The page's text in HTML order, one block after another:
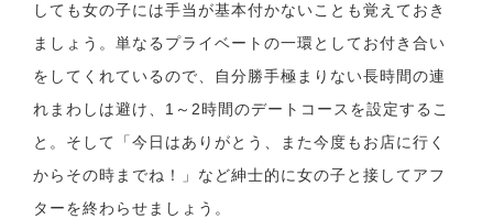
しても女の子には手当が基本付かないことも覚えておき
ましょう。単なるプライベートの一環としてお付き合い
をしてくれているので、自分勝手極まりない長時間の連
れまわしは避け、1～2時間のデートコースを設定するこ
と。そして「今日はありがとう、また今度もお店に行く
からその時までね！」など紳士的に女の子と接してアフ
ターを終わらせましょう。